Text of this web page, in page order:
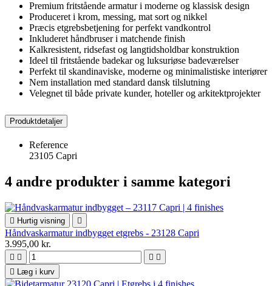
Premium fritstående armatur i moderne og klassisk design
Produceret i krom, messing, mat sort og nikkel
Præcis etgrebsbetjening for perfekt vandkontrol
Inkluderet håndbruser i matchende finish
Kalkresistent, ridsefast og langtidsholdbar konstruktion
Ideel til fritstående badekar og luksuriøse badeværelser
Perfekt til skandinaviske, moderne og minimalistiske interiører
Nem installation med standard dansk tilslutning
Velegnet til både private kunder, hoteller og arkitektprojekter
Produktdetaljer
Reference
23105 Capri
4 andre produkter i samme kategori
 Hurtig visning 
Håndvaskarmatur indbygget etgrebs - 23128 Capri
3.995,00 kr.
   

Læg i kurv